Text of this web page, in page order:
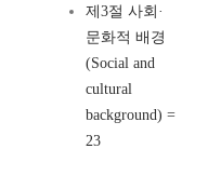
제3절 사회·
문화적 배경
(Social and
cultural
background) =
23